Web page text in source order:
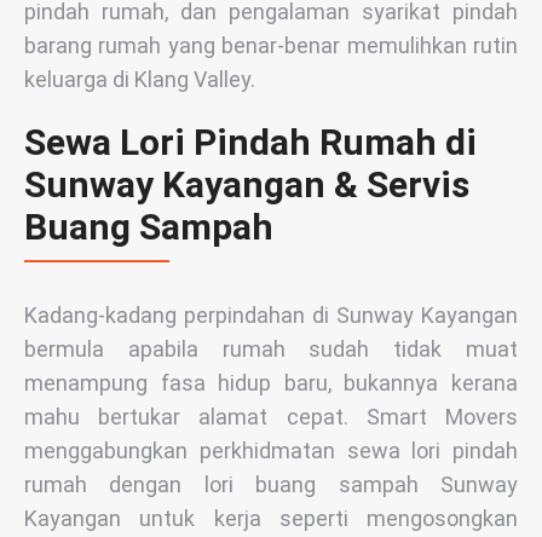
pindah rumah, dan pengalaman syarikat pindah
barang rumah yang benar-benar memulihkan rutin
keluarga di Klang Valley.
Sewa Lori Pindah Rumah di
Sunway Kayangan & Servis
Buang Sampah
Kadang-kadang perpindahan di Sunway Kayangan
bermula apabila rumah sudah tidak muat
menampung fasa hidup baru, bukannya kerana
mahu bertukar alamat cepat. Smart Movers
menggabungkan perkhidmatan sewa lori pindah
rumah dengan lori buang sampah Sunway
Kayangan untuk kerja seperti mengosongkan